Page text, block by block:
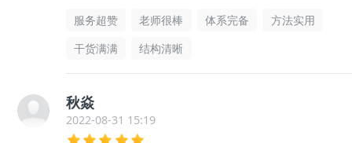
服务超赞 老师很棒 体系完备
方法实用
干货满满
结构清晰
秋焱
2022-08-31 15:19